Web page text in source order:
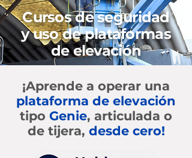
Cursos de seguridad
y uso de plataformas
de elevación
¡Aprende a operar una
plataforma de elevación
tipo Genie, articulada o
de tijera, desde cero!